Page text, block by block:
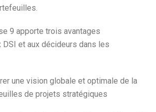
9 apporte trois avantages
DSI et aux décideurs dans les
une vision globale et optimale de la
de projets stratégiques